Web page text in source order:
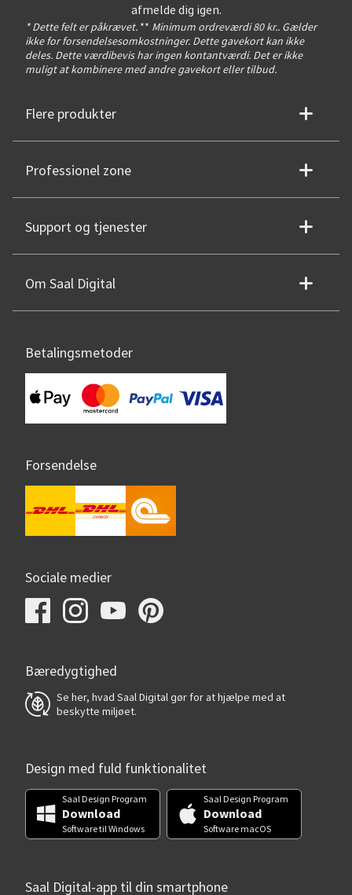
afmelde dig igen.
* Dette felt er påkrævet. ** Minimum ordreværdi 80 kr.. Gælder
ikke for forsendelsesomkostninger. Dette gavekort kan ikke
deles. Dette værdibevis har ingen kontantværdi. Det er ikke
muligt at kombinere med andre gavekort eller tilbud.
Flere produkter
Professionel zone
Support og tjenester
Om Saal Digital
Betalingsmetoder
Forsendelse
Sociale medier
Bæredygtighed
Se her, hvad Saal Digital gør for at hjælpe med at
beskytte miljøet.
Design med fuld funktionalitet
Saal Design Program
Download
Software til Windows
Saal Design Program
Download
Software macOS
Saal Digital-app til din smartphone